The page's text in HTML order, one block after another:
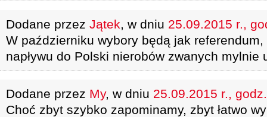
Dodane przez Jątek, w dniu 25.09.2015 r.,
W październiku wybory będą jak
napływu do Polski nierobów zwanych mylnie
Dodane przez My, w dniu 25.09.2015 r.,
Choć zbyt szybko zapominamy, zbyt łatwo